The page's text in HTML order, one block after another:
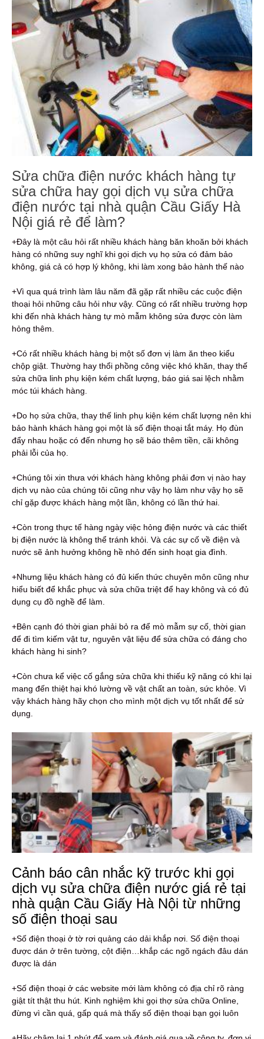
Sửa chữa điện nước khách hàng tự
sửa chữa hay gọi dịch vụ sửa chữa
điện nước tại nhà quận Cầu Giấy Hà
Nội giá rẻ để làm?
+Đây là một câu hỏi rất nhiều khách hàng băn khoăn bởi khách
hàng có những suy nghĩ khi gọi dịch vụ họ sửa có đảm bảo
không, giá cả có hợp lý không, khi làm xong bảo hành thế nào
+Vì qua quá trình làm lâu năm đã gặp rất nhiều các cuộc điện
thoại hỏi những câu hỏi như vậy. Cũng có rất nhiều trường hợp
khi đến nhà khách hàng tự mò mẫm không sửa được còn làm
hỏng thêm.
+Có rất nhiều khách hàng bị một số đơn vị làm ăn theo kiểu
chộp giật. Thường hay thổi phồng công việc khó khăn, thay thế
sửa chữa linh phụ kiện kém chất lượng, báo giá sai lệch nhằm
móc túi khách hàng.
+Do họ sửa chữa, thay thế linh phụ kiện kém chất lượng nên khi
bảo hành khách hàng gọi một là số điện thoại tắt máy. Họ đùn
đẩy nhau hoặc có đến nhưng họ sẽ báo thêm tiền, cãi không
phải lỗi của họ.
+Chúng tôi xin thưa với khách hàng không phải đơn vị nào hay
dịch vụ nào của chúng tôi cũng như vậy họ làm như vậy họ sẽ
chỉ gặp được khách hàng một lần, không có lần thứ hai.
+Còn trong thực tế hàng ngày việc hỏng điện nước và các thiết
bị điện nước là không thể tránh khỏi. Và các sự cố về điện và
nước sẽ ảnh hưởng không hề nhỏ đến sinh hoạt gia đình.
+Nhưng liệu khách hàng có đủ kiến thức chuyên môn cũng như
hiểu biết để khắc phục và sửa chữa triệt để hay không và có đủ
dụng cụ đồ nghề để làm.
+Bên cạnh đó thời gian phải bỏ ra để mò mẫm sự cố, thời gian
để đi tìm kiếm vật tư, nguyên vật liệu để sửa chữa có đáng cho
khách hàng hi sinh?
+Còn chưa kể việc cố gắng sửa chữa khi thiếu kỹ năng có khi lại
mang đến thiệt hại khó lường về vật chất an toàn, sức khỏe. Vì
vậy khách hàng hãy chọn cho mình một dịch vụ tốt nhất để sử
dụng.
Cảnh báo cân nhắc kỹ trước khi gọi
dịch vụ sửa chữa điện nước giá rẻ tại
nhà quận Cầu Giấy Hà Nội từ những
số điện thoại sau
+Số điện thoại ở tờ rơi quảng cáo dải khắp nơi. Số điện thoại
được dán ở trên tường, cột điện…khắp các ngõ ngách đâu dán
được là dán
+Số điện thoại ở các website mới làm không có địa chỉ rõ ràng
giật tít thật thu hút. Kinh nghiệm khi gọi thợ sửa chữa Online,
đừng vì cần quá, gấp quá mà thấy số điện thoại bạn gọi luôn